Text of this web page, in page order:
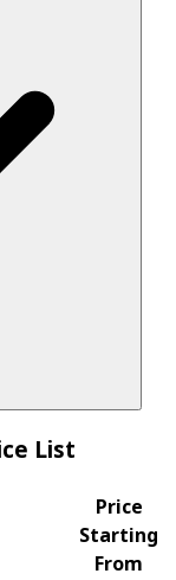
List
Price
Starting
From